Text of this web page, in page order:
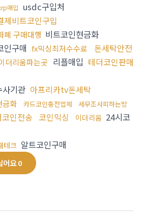
매입
usdc구입처
제비트코인구입
폐 구매대행 비트코인현금화
인구매 fx믹싱최저수수료
돈세탁안전
더리움파는곳 리플매입 테더코인판매
사기관 아프리카tv돈세탁
화 카드코인충전업체
세무조사피하는방
인전송 코인믹싱 이더리움 24시코
테크 알트코인구매
어요0